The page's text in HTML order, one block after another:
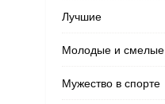
Лучшие
Молодые и смелые
Мужество в спорте